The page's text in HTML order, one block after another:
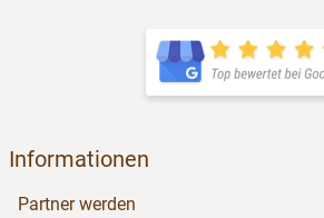
Informationen
Partner werden